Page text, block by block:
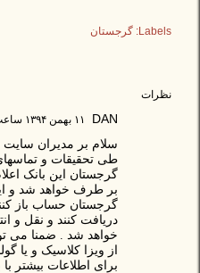
Labels: گرجستان
نظرات
DAN ۱۱ بهمن ۱۳۹۴ ساعت ۳:۰۶
سلام بر مدیران
طی تحقیقات و
گرجستان این بانک
بر طرف خواهد شد و
گرجستان حساب باز
دریافت کنند و نقل و
خواهد شد . ضمنا می
از ویزا کلاسیک و یا
برای اطلاعات بیشتر